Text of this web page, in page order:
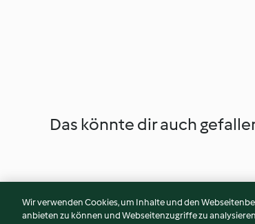
Das könnte dir auch
Wir verwenden Cookies, um Inhalte und den
anbieten zu können und Webseitenzugriffe zu